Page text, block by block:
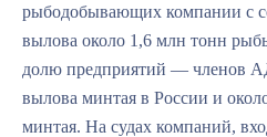
рыбодобывающих компании с
вылова около 1,6 млн тонн
долю предприятий — членов
вылова минтая в России и
минтая. На судах компаний,